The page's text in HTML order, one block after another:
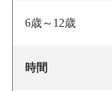
6歳～12歳
時間